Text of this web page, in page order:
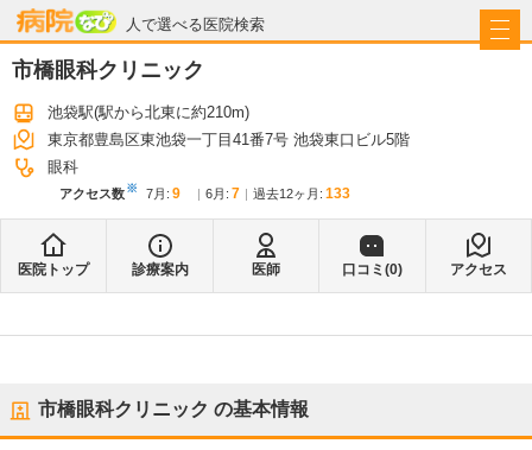
人で選べる医院検索
病院なび
市橋眼科クリニック
池袋駅(駅から北東に約210m)
東京都豊島区東池袋一丁目41番7号 池袋東口ビル5階
眼科
アクセス数※ 7月 : 9 6月 : 7 過去12ヶ月: 133
医院トップ 診療案内 医師 口コミ(0) アクセス
市橋眼科クリニック の基本情報